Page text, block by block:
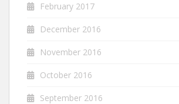
February 2017
December 2016
November 2016
October 2016
September 2016